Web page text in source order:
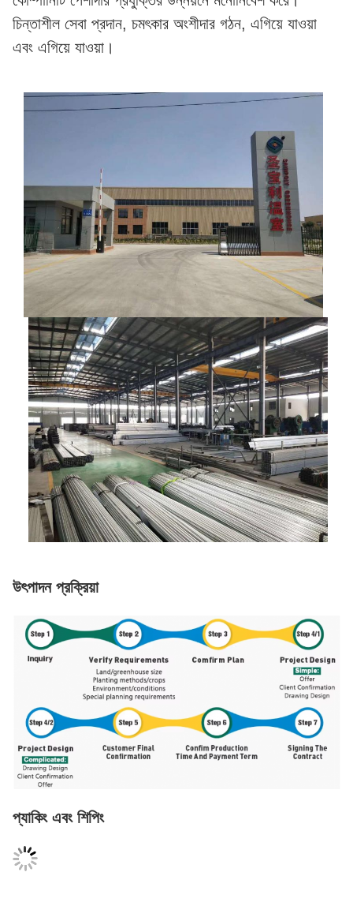
চিন্তাশীল সেবা প্রদান, চমৎকার অংশীদার গঠন, এগিয়ে যাওয়া
এবং এগিয়ে যাওয়া।
উৎপাদন প্রক্রিয়া
প্যাকিং এবং শিপিং